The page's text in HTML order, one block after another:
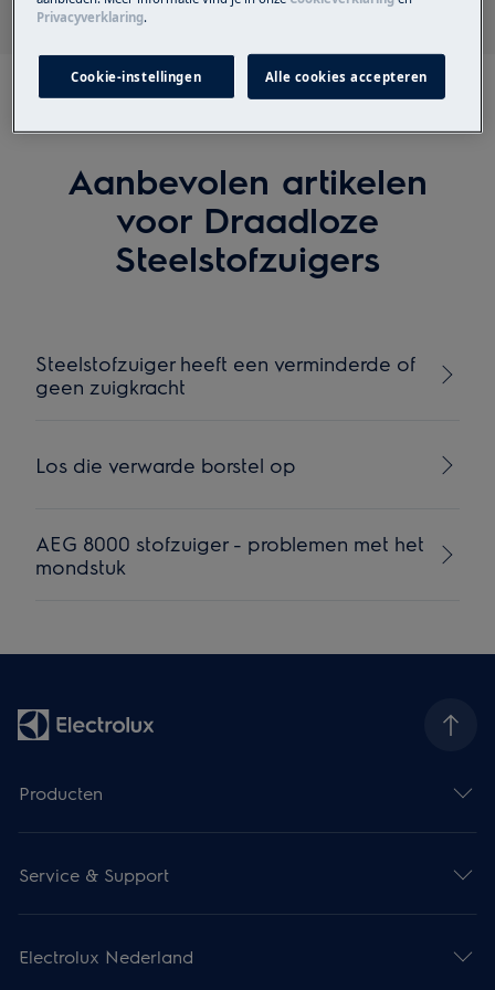
Aanbevolen artikelen
voor Draadloze
Steelstofzuigers
Steelstofzuiger heeft een verminderde of
geen zuigkracht
Los die verwarde borstel op
AEG 8000 stofzuiger - problemen met het
mondstuk
Producten
Service & Support
Electrolux Nederland
Privacyverklaring.
Cookie-instellingen Alle cookies accepteren